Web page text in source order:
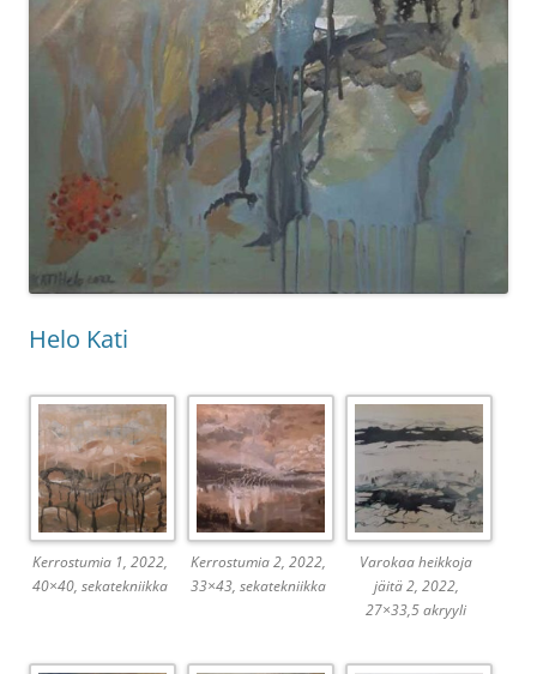
Helo Kati
Kerrostumia 1, 2022,
40×40, sekatekniikka
Kerrostumia 2, 2022,
33×43, sekatekniikka
Varokaa heikkoja
jäitä 2, 2022,
27×33,5 akryyli